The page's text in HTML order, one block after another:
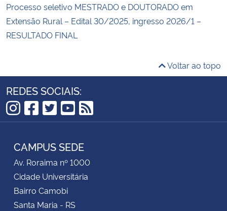
Processo seletivo MESTRADO e DOUTORADO em
Extensão Rural – Edital 30/2025, ingresso 2026/1 –
RESULTADO FINAL
Voltar ao topo
REDES SOCIAIS:
Instagram
Facebook
Twitter
YouTube
RSS
CAMPUS SEDE
Av. Roraima nº 1000
Cidade Universitária
Bairro Camobi
Santa Maria - RS